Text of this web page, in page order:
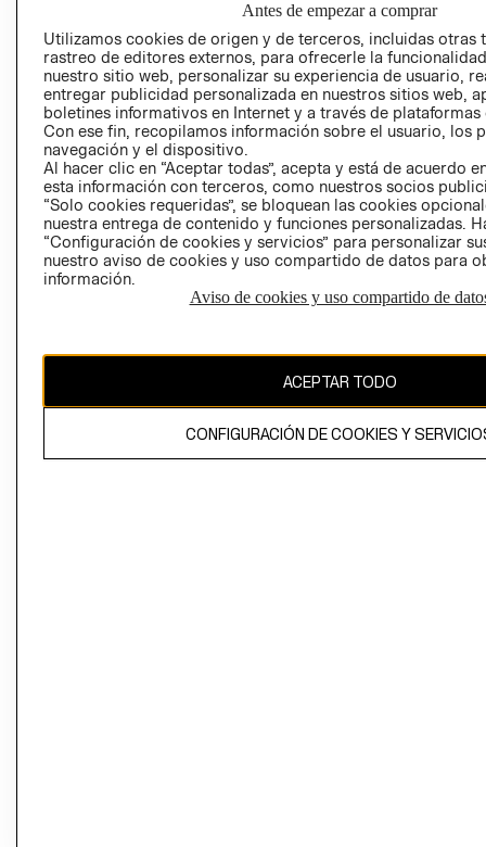
AVISO DE
Perú (S/)
CAMBIAR REGIÓN
Antes de empezar a comprar
Utilizamos cookies de origen y de terceros, incluidas otras
rastreo de editores externos, para ofrecerle la
nuestro sitio web, personalizar su experiencia de usuario,
entregar publicidad personalizada en nuestros sitios web,
boletines informativos en Internet y a través de plataformas
Con ese fin, recopilamos información sobre el usuario, los
navegación y el dispositivo.
Al hacer clic en “Aceptar todas”, acepta y está de acuerdo
esta información con terceros, como nuestros socios
“Solo cookies requeridas”, se bloquean las cookies
nuestra entrega de contenido y funciones personalizadas.
“Configuración de cookies y servicios” para personalizar
nuestro aviso de cookies y uso compartido de datos para
información.
Aviso de cookies y uso compartido de
ACEPTAR TODO
CONFIGURACIÓN DE COOKIES Y